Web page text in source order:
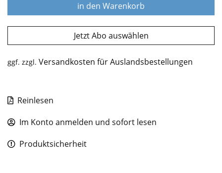
in den Warenkorb
Jetzt Abo auswählen
ggf. zzgl. Versandkosten für Auslandsbestellungen
Reinlesen
Im Konto anmelden und sofort lesen
Produktsicherheit